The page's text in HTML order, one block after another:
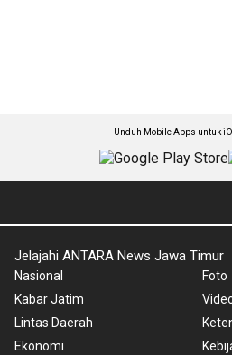
Unduh Mobile Apps untuk
Jelajahi ANTARA News Jawa Timur
Nasional
Kabar Jatim
Lintas Daerah
Ekonomi
Foto